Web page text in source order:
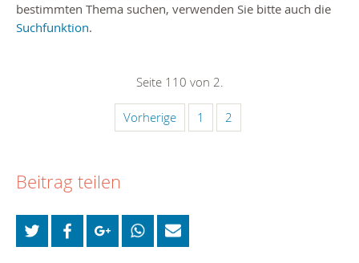
bestimmten Thema suchen, verwenden Sie bitte auch die
Suchfunktion.
Seite 110 von 2.
Vorherige 1 2
Beitrag teilen